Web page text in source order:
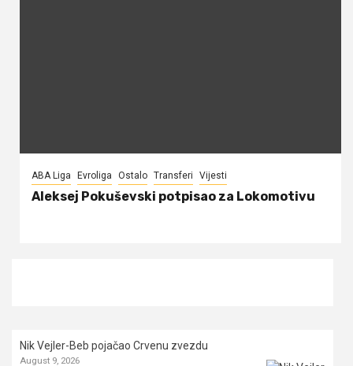
ABA Liga Evroliga Ostalo Transferi Vijesti
Aleksej Pokuševski potpisao za Lokomotivu
Nik Vejler-Beb pojačao Crvenu zvezdu
August 9, 2026